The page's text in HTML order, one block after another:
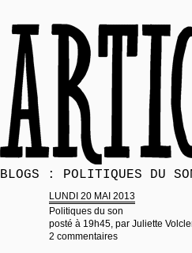
BLOGS : POLITIQUES DU
LUNDI 20 MAI 2013
Politiques du son
posté à 19h45, par Juliette
2 commentaires